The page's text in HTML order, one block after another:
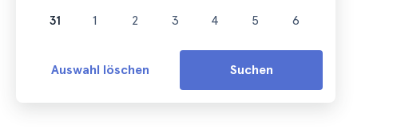
31 1 2 3 4 5 6
Auswahl löschen Suchen